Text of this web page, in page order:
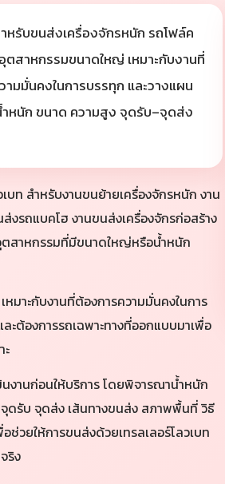
หรับขนส่งเครื่องจักรหนัก รถโฟล์ค
สาหกรรมขนาดใหญ่ เหมาะกับงานที่
มั่นคงในการบรรทุก และวางแผน
หนัก ขนาด ความสูง จุดรับ–จุดส่ง
บท สำหรับงานขนย้ายเครื่องจักรหนัก งาน
รถแบคโฮ งานขนส่งเครื่องจักรก่อสร้าง
ตสาหกรรมที่มีขนาดใหญ่หรือน้ำหนัก
หมาะกับงานที่ต้องการความมั่นคงในการ
ะต้องการรถเฉพาะทางที่ออกแบบมาเพื่อ
านก่อนให้บริการ โดยพิจารณาน้ำหนัก
จุดรับ จุดส่ง เส้นทางขนส่ง สภาพพื้นที่ วิธี
วยให้การขนส่งด้วยเทรลเลอร์โลวเบท
ริง